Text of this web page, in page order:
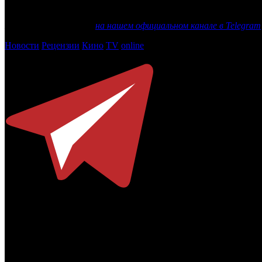
на нашем официальном канале в Telegram
Новости Рецензии Кино TV online